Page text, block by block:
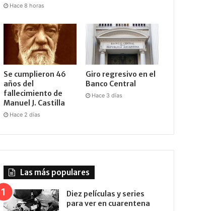
Hace 8 horas
Se cumplieron 46
años del
fallecimiento de
Manuel J. Castilla
Hace 2 días
Giro regresivo en el
Banco Central
Hace 3 días
Las más populares
Diez películas y series
para ver en cuarentena